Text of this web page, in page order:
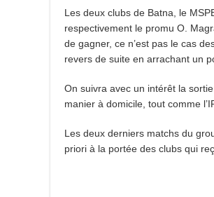
Les deux clubs de Batna, le
respectivement le promu O.
de gagner, ce n’est pas le cas
revers de suite en arrachant un
On suivra avec un intérêt la
manier à domicile, tout comme
Les deux derniers matchs du
priori à la portée des clubs qui